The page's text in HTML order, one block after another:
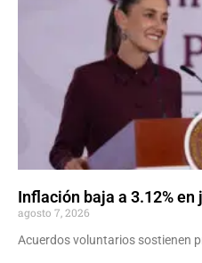
Inflación baja a 3.12% en
agosto 7, 2026
Acuerdos voluntarios sostienen